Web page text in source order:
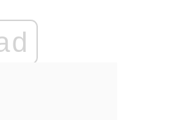
Anuluj